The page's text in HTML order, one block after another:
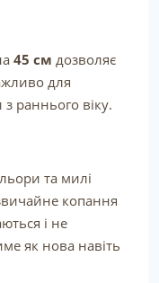
45 см дозволяє
для
раннього віку.
та милі
копання
і не
як нова навіть